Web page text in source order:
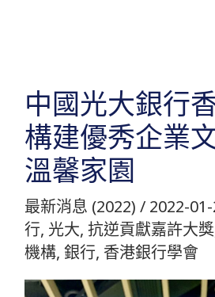
中國光大銀行
構建優秀企業
溫馨家園
最新消息 (2022) / 2022-
行, 光大, 抗逆貢獻嘉許大獎
機構, 銀行, 香港銀行學會